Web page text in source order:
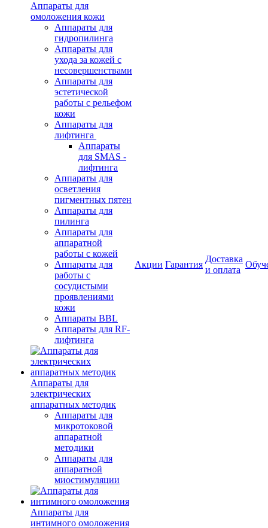
Аппараты для
омоложения кожи
Аппараты для
гидропилинга
Аппараты для
ухода за кожей с
несовершенствами
Аппараты для
эстетической
работы с рельефом
кожи
Аппараты для
лифтинга
Аппараты
для SMAS -
лифтинга
Аппараты для
осветления
пигментных пятен
Аппараты для
пилинга
Аппараты для
аппаратной
работы с кожей
Аппараты для
работы с
сосудистыми
проявлениями
кожи
Аппараты BBL
Аппараты для RF-
лифтинга
Аппараты для
электрических
аппаратных методик
Аппараты для
микротоковой
аппаратной
методики
Аппараты для
аппаратной
миостимуляции
Аппараты для
интимного омоложения
Акции Гарантия
Доставка
и оплата